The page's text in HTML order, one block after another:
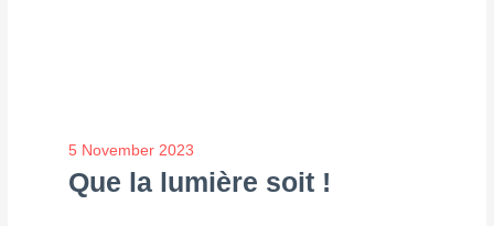
5 November 2023
Que la lumière soit !